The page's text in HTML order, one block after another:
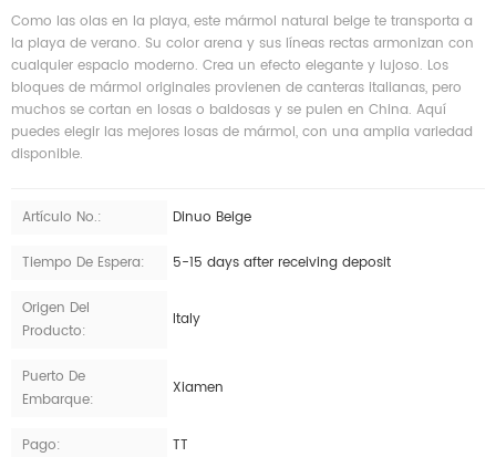
Como las olas en la playa, este mármol natural beige te transporta a
la playa de verano. Su color arena y sus líneas rectas armonizan con
cualquier espacio moderno. Crea un efecto elegante y lujoso. Los
bloques de mármol originales provienen de canteras italianas, pero
muchos se cortan en losas o baldosas y se pulen en China. Aquí
puedes elegir las mejores losas de mármol, con una amplia variedad
disponible.
Artículo No.: Dinuo Beige
Tiempo De Espera: 5-15 days after receiving deposit
Origen Del
Producto:
Italy
Puerto De
Embarque:
Xiamen
Pago: TT